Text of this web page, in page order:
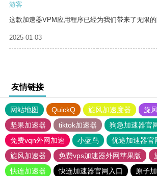
游客
这款加速器VPM应用程序已经为我们带来了无限的
2025-01-03
友情链接
网站地图 QuickQ 旋风加速度器
旋
坚果加速器
tiktok加速器
狗急加速器官
免费vqn外网加速
小蓝鸟 优途加速器官
旋风加速器
免费vps加速器外网苹果版
快连加速器
快连加速器官网入口
原子